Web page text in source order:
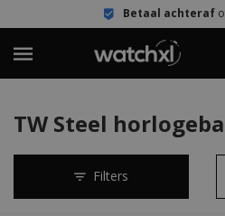
Betaal achteraf
TW Steel
Filters